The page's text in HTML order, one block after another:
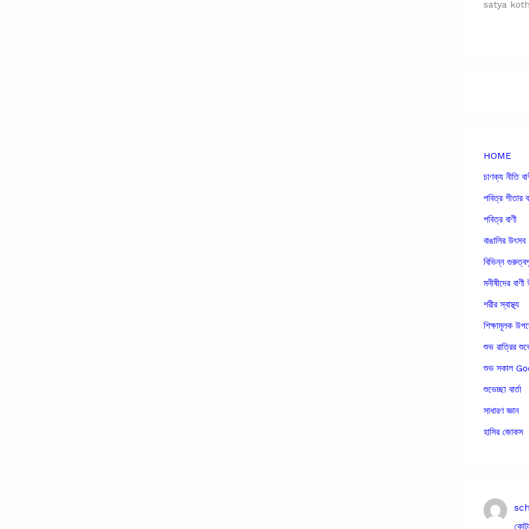
satya
HOME
চাণক্য নীতি
পবিত্র গীতার
পবিত্র বাণী
বাঙালির উৎসব
বিভিন্ন
মনীষীদের
শরীর স্বাস্থ্য
শিক্ষামূলক
শুভ রাত্রির
শুভ সকাল
শুভেচ্ছা বার্তা
সাধারণ জ্ঞান
হাসির জোকস